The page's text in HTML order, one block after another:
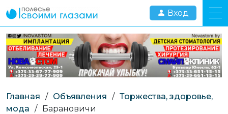
Вход
Главная / Объявления / Торжества, здоровье,
мода / Барановичи